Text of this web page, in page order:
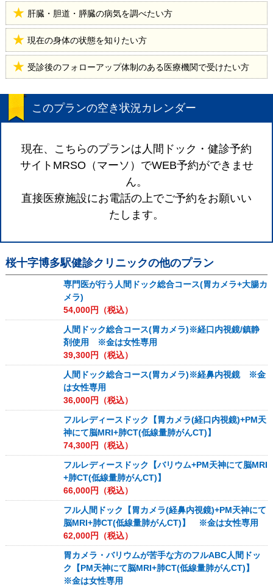
肝臓・胆道・膵臓の病気を調べたい方
現在の身体の状態を知りたい方
受診後のフォローアップ体制のある医療機関で受けたい方
このプランの空き状況カレンダー
現在、こちらのプランは人間ドック・健診予約
サイトMRSO（マーソ）でWEB予約ができませ
ん。
直接医療施設にお電話の上でご予約をお願いい
たします。
桜十字博多駅健診クリニックの他のプラン
専門医が行う人間ドック総合コース(胃カメラ+大腸カ
メラ)
54,000円（税込）
人間ドック総合コース(胃カメラ)※経口内視鏡/鎮静
剤使用 ※金は女性専用
39,300円（税込）
人間ドック総合コース(胃カメラ)※経鼻内視鏡 ※金
は女性専用
36,000円（税込）
フルレディースドック【胃カメラ(経口内視鏡)+PM天
神にて脳MRI+肺CT(低線量肺がんCT)】
74,300円（税込）
フルレディースドック【バリウム+PM天神にて脳MRI
+肺CT(低線量肺がんCT)】
66,000円（税込）
フル人間ドック【胃カメラ(経鼻内視鏡)+PM天神にて
脳MRI+肺CT(低線量肺がんCT)】 ※金は女性専用
62,000円（税込）
胃カメラ・バリウムが苦手な方のフルABC人間ドッ
ク【PM天神にて脳MRI+肺CT(低線量肺がんCT)】
※金は女性専用